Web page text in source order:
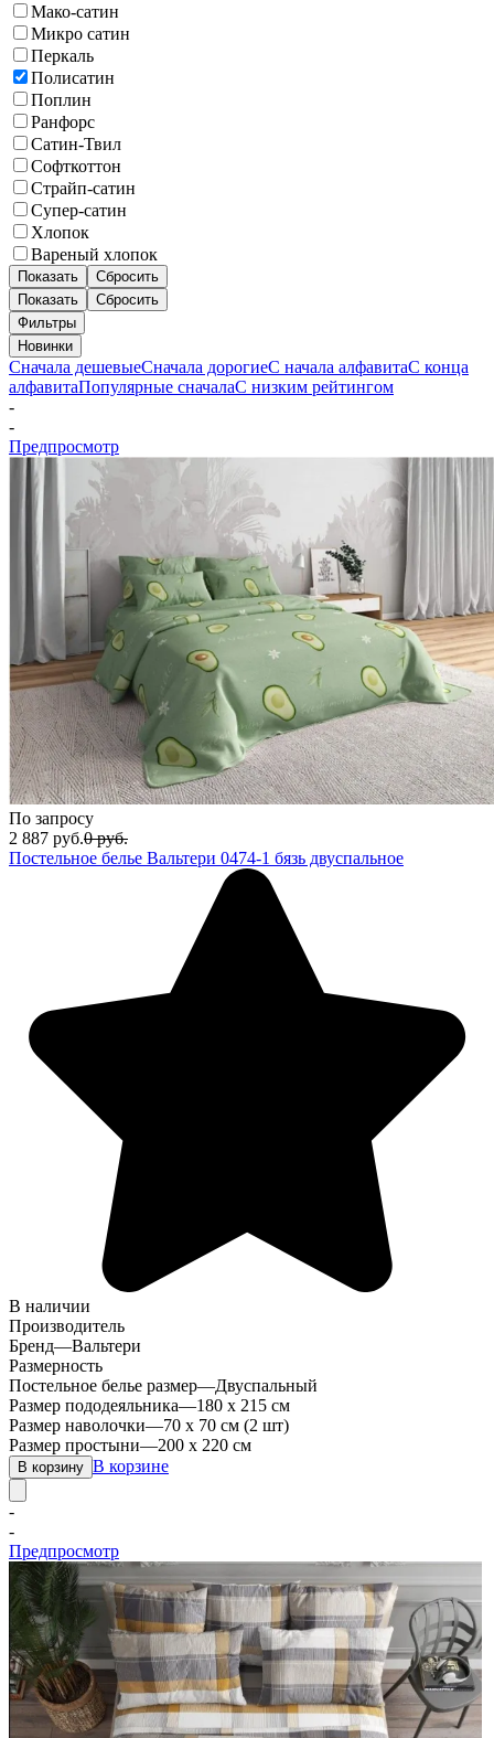
Мако-сатин
Микро сатин
Перкаль
Полисатин
Поплин
Ранфорс
Сатин-Твил
Софткоттон
Страйп-сатин
Супер-сатин
Хлопок
Вареный хлопок
Показать
Сбросить
Показать
Сбросить
Фильтры
Новинки
Сначала дешевыеСначала дорогиеС начала алфавитаС конца
алфавитаПопулярные сначалаС низким рейтингом
-
-
Предпросмотр
По запросу
2 887 руб.0 руб.
Постельное белье Вальтери 0474-1 бязь двуспальное
В наличии
Производитель
Бренд—Вальтери
Размерность
Постельное белье размер—Двуспальный
Размер пододеяльника—180 х 215 см
Размер наволочки—70 х 70 см (2 шт)
Размер простыни—200 х 220 см
В корзину В корзине
-
-
Предпросмотр